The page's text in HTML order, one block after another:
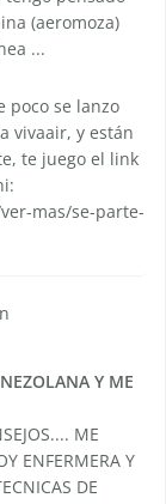
(aeromoza)
...
poco se lanzo
vivaair, y están
te juego el link
mas/se-parte-
Y ME
ME
ENFERMERA Y
DE